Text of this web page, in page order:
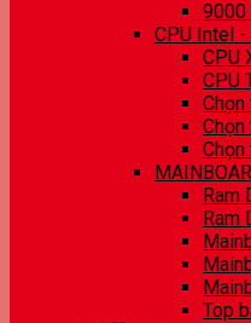
9000
CPU Intel
CPU
CPU
Chọn
Ram
Ram
Top